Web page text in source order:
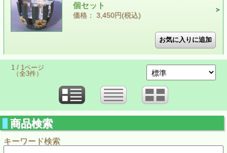
個セット
価格： 3,450円(税込)
1 / 1ページ
（全3件）
商品検索
キーワード検索